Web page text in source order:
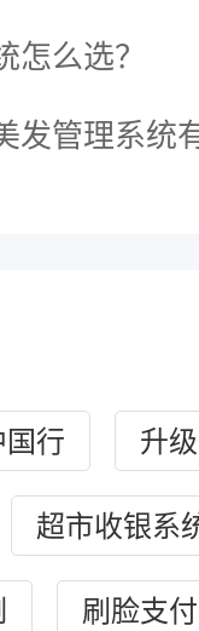
么选？
发管理系统
行 升
超市收银系
刷脸支付